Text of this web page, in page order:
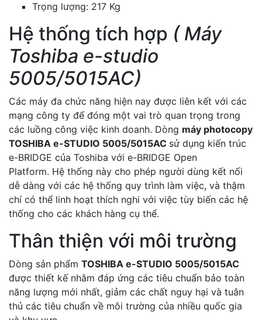
Trọng lượng: 217 Kg
Hệ thống tích hợp ( Máy
Toshiba e-studio
5005/5015AC)
Các máy đa chức năng hiện nay được liên kết với các
mạng công ty để đóng một vai trò quan trọng trong
các luồng công việc kinh doanh. Dòng máy photocopy
TOSHIBA e-STUDIO 5005/5015AC sử dụng kiến ​​trúc
e-BRIDGE của Toshiba với e-BRIDGE Open
Platform. Hệ thống này cho phép người dùng kết nối
dễ dàng với các hệ thống quy trình làm việc, và thậm
chí có thể linh hoạt thích nghi với việc tùy biến các hệ
thống cho các khách hàng cụ thể.
Thân thiện với môi trường
Dòng sản phẩm TOSHIBA e-STUDIO 5005/5015AC
được thiết kế nhằm đáp ứng các tiêu chuẩn bảo toàn
năng lượng mới nhất, giảm các chất nguy hại và tuân
thủ các tiêu chuẩn về môi trường của nhiều quốc gia